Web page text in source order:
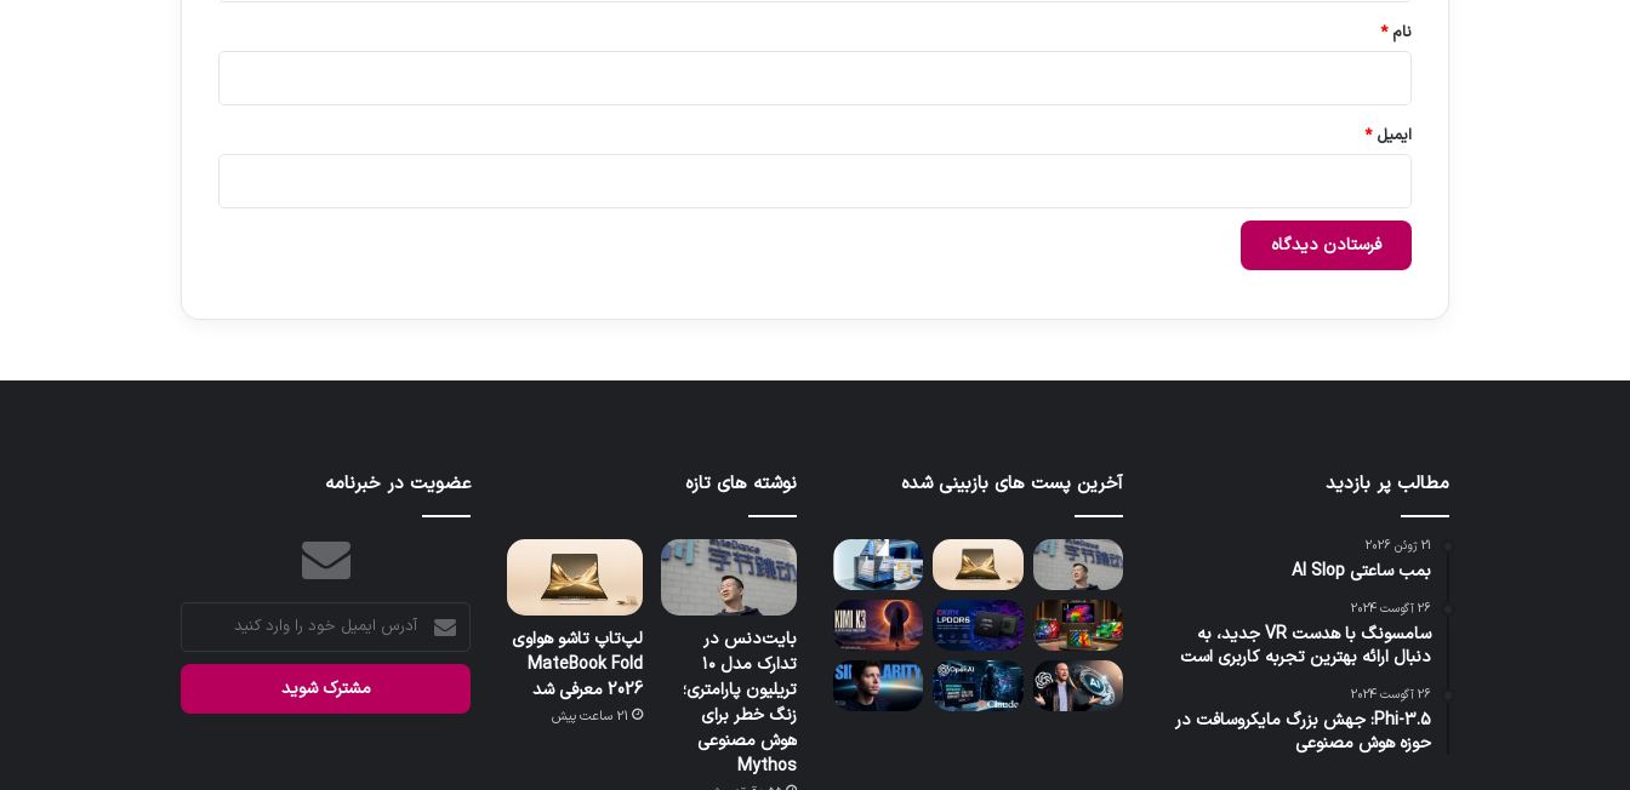
نام*
ایمیل*
مطالب پر بازدید
21 ژوئن 2026
بمب ساعتی AI Slop
26 آگوست 2024
سامسونگ با هدست VR جدید، به
دنبال ارائه بهترین تجربه کاربری است
26 آگوست 2024
Phi-3.5: جهش بزرگ مایکروسافت در
حوزه هوش مصنوعی
آخرین پست های بازبینی شده نوشته های تازه
بایت‌دنس در
تدارک مدل ۱۰
تریلیون پارامتری؛
زنگ خطر برای
هوش مصنوعی
Mythos
لپ‌تاپ تاشو هواوی
MateBook Fold
2026 معرفی شد
21 ساعت پیش
عضویت در خبرنامه
آدرس
ایمیل
خود
وارد